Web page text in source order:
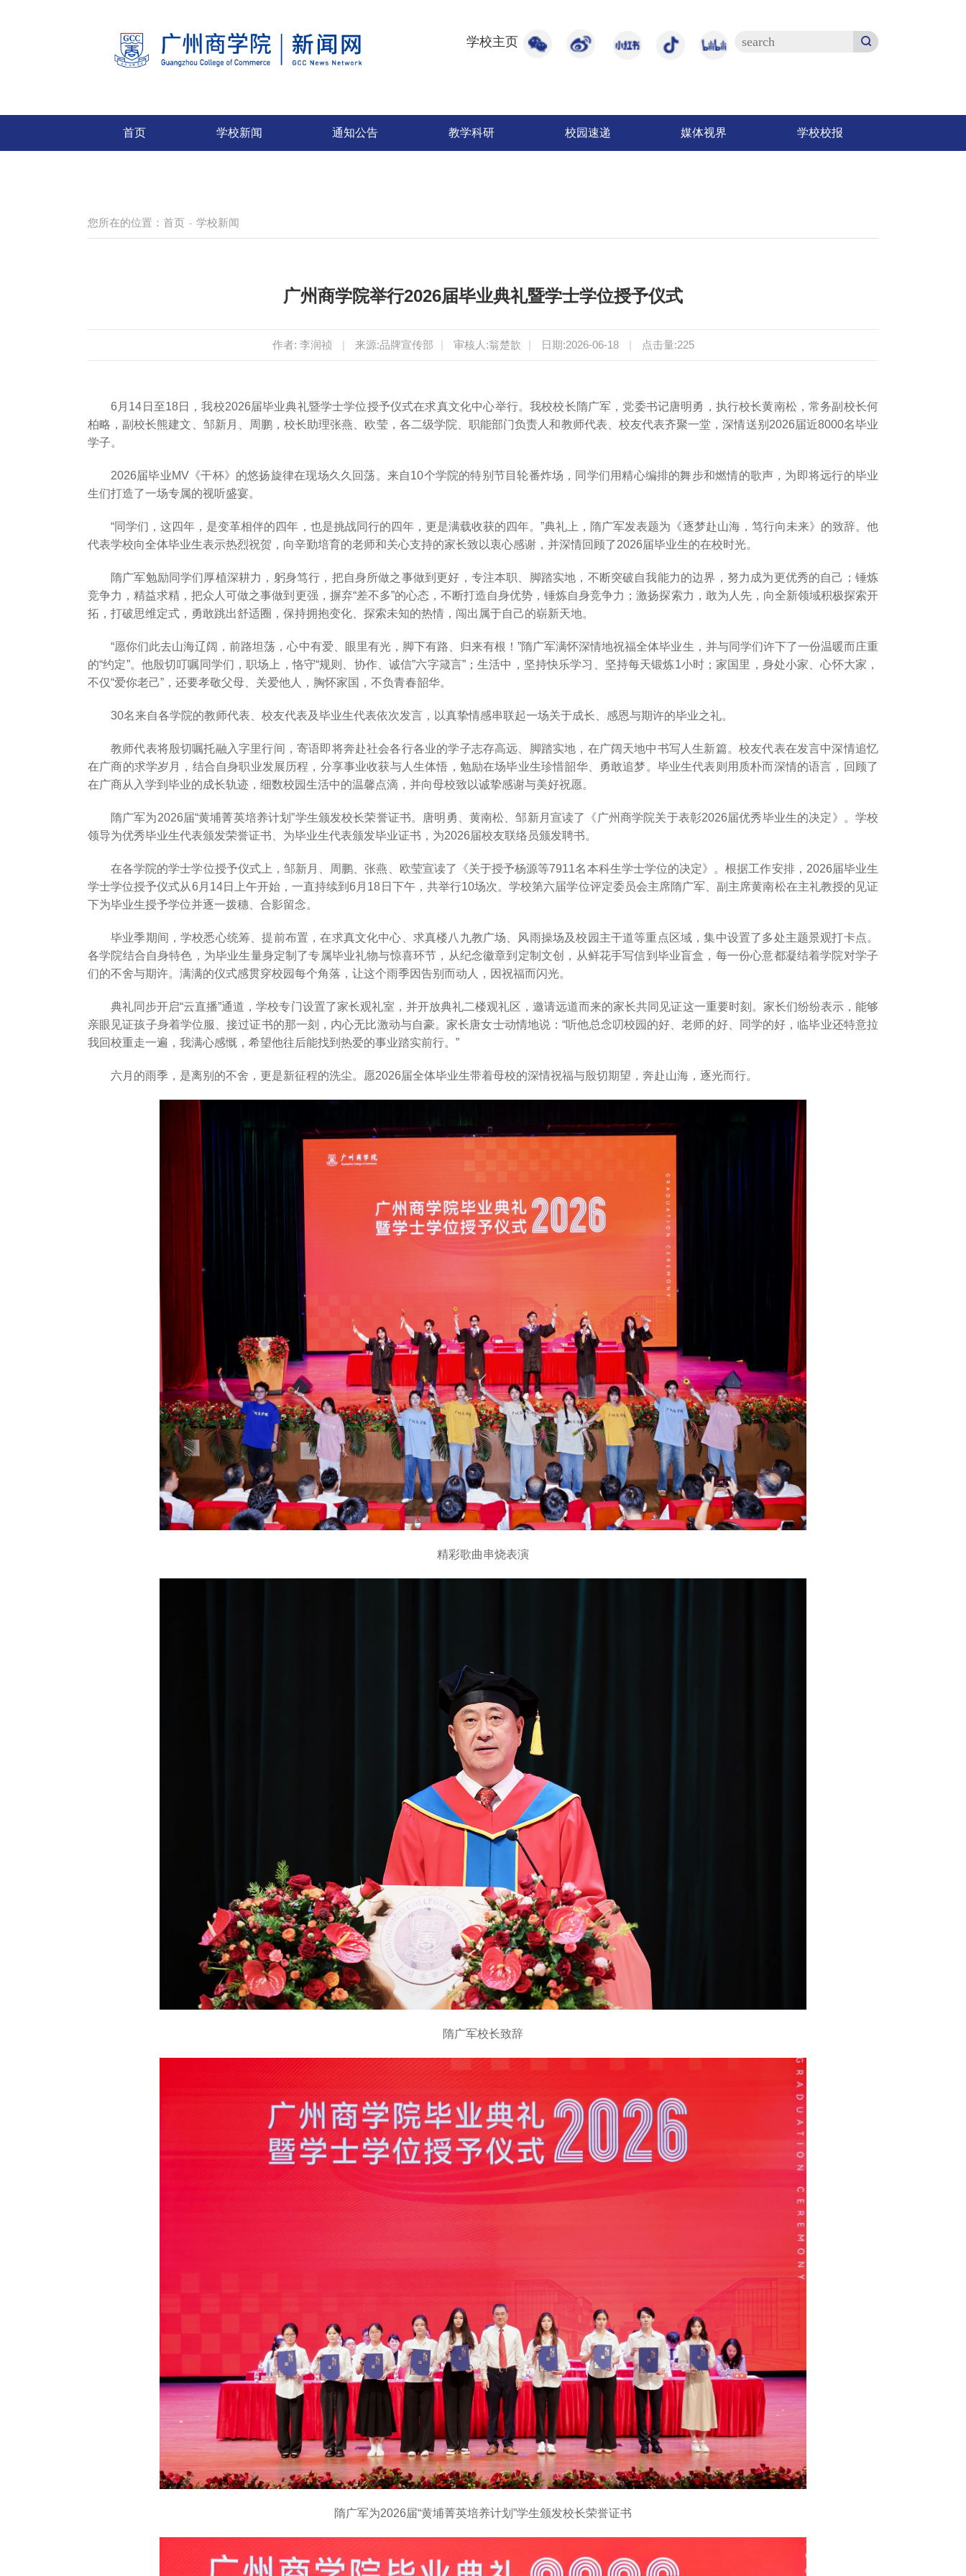
学校主页
首页 学校新闻 通知公告 教学科研 校园速递 媒体视界 学校校报
您所在的位置： 首页 - 学校新闻
广州商学院举行2026届毕业典礼暨学士学位授予仪式
作者: 李润祯 | 来源:品牌宣传部 | 审核人:翁楚歆 | 日期:2026-06-18 | 点击量:225
6月14日至18日，我校2026届毕业典礼暨学士学位授予仪式在求真文化中心举行。我校校长隋广军，党委书记唐明勇，执行校长黄南松，常务副校长何
柏略，副校长熊建文、邹新月、周鹏，校长助理张燕、欧莹，各二级学院、职能部门负责人和教师代表、校友代表齐聚一堂，深情送别2026届近8000名毕业
学子。
2026届毕业MV《干杯》的悠扬旋律在现场久久回荡。来自10个学院的特别节目轮番炸场，同学们用精心编排的舞步和燃情的歌声，为即将远行的毕业
生们打造了一场专属的视听盛宴。
“同学们，这四年，是变革相伴的四年，也是挑战同行的四年，更是满载收获的四年。”典礼上，隋广军发表题为《逐梦赴山海，笃行向未来》的致辞。他
代表学校向全体毕业生表示热烈祝贺，向辛勤培育的老师和关心支持的家长致以衷心感谢，并深情回顾了2026届毕业生的在校时光。
隋广军勉励同学们厚植深耕力，躬身笃行，把自身所做之事做到更好，专注本职、脚踏实地，不断突破自我能力的边界，努力成为更优秀的自己；锤炼
竞争力，精益求精，把众人可做之事做到更强，摒弃“差不多”的心态，不断打造自身优势，锤炼自身竞争力；激扬探索力，敢为人先，向全新领域积极探索开
拓，打破思维定式，勇敢跳出舒适圈，保持拥抱变化、探索未知的热情，闯出属于自己的崭新天地。
“愿你们此去山海辽阔，前路坦荡，心中有爱、眼里有光，脚下有路、归来有根！”隋广军满怀深情地祝福全体毕业生，并与同学们许下了一份温暖而庄重
的“约定”。他殷切叮嘱同学们，职场上，恪守“规则、协作、诚信”六字箴言”；生活中，坚持快乐学习、坚持每天锻炼1小时；家国里，身处小家、心怀大家，
不仅“爱你老己”，还要孝敬父母、关爱他人，胸怀家国，不负青春韶华。
30名来自各学院的教师代表、校友代表及毕业生代表依次发言，以真挚情感串联起一场关于成长、感恩与期许的毕业之礼。
教师代表将殷切嘱托融入字里行间，寄语即将奔赴社会各行各业的学子志存高远、脚踏实地，在广阔天地中书写人生新篇。校友代表在发言中深情追忆
在广商的求学岁月，结合自身职业发展历程，分享事业收获与人生体悟，勉励在场毕业生珍惜韶华、勇敢追梦。毕业生代表则用质朴而深情的语言，回顾了
在广商从入学到毕业的成长轨迹，细数校园生活中的温馨点滴，并向母校致以诚挚感谢与美好祝愿。
隋广军为2026届“黄埔菁英培养计划”学生颁发校长荣誉证书。唐明勇、黄南松、邹新月宣读了《广州商学院关于表彰2026届优秀毕业生的决定》。学校
领导为优秀毕业生代表颁发荣誉证书、为毕业生代表颁发毕业证书，为2026届校友联络员颁发聘书。
在各学院的学士学位授予仪式上，邹新月、周鹏、张燕、欧莹宣读了《关于授予杨源等7911名本科生学士学位的决定》。根据工作安排，2026届毕业生
学士学位授予仪式从6月14日上午开始，一直持续到6月18日下午，共举行10场次。学校第六届学位评定委员会主席隋广军、副主席黄南松在主礼教授的见证
下为毕业生授予学位并逐一拨穗、合影留念。
毕业季期间，学校悉心统筹、提前布置，在求真文化中心、求真楼八九教广场、风雨操场及校园主干道等重点区域，集中设置了多处主题景观打卡点。
各学院结合自身特色，为毕业生量身定制了专属毕业礼物与惊喜环节，从纪念徽章到定制文创，从鲜花手写信到毕业盲盒，每一份心意都凝结着学院对学子
们的不舍与期许。满满的仪式感贯穿校园每个角落，让这个雨季因告别而动人，因祝福而闪光。
典礼同步开启“云直播”通道，学校专门设置了家长观礼室，并开放典礼二楼观礼区，邀请远道而来的家长共同见证这一重要时刻。家长们纷纷表示，能够
亲眼见证孩子身着学位服、接过证书的那一刻，内心无比激动与自豪。家长唐女士动情地说：“听他总念叨校园的好、老师的好、同学的好，临毕业还特意拉
我回校重走一遍，我满心感慨，希望他往后能找到热爱的事业踏实前行。”
六月的雨季，是离别的不舍，更是新征程的洗尘。愿2026届全体毕业生带着母校的深情祝福与殷切期望，奔赴山海，逐光而行。
精彩歌曲串烧表演
隋广军校长致辞
隋广军为2026届“黄埔菁英培养计划”学生颁发校长荣誉证书